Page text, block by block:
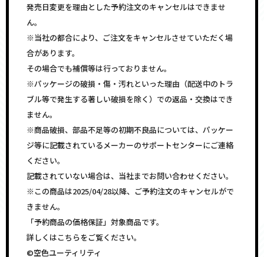
発売日変更を理由とした予約注文のキャンセルはできませ
ん。
※当社の都合により、ご注文をキャンセルさせていただく場
合があります。
その場合でも補償等は行っておりません。
※パッケージの破損・傷・汚れといった理由（配送中のトラ
ブル等で発生する著しい破損を除く）での返品・交換はでき
ません。
※商品破損、部品不足等の初期不良品については、パッケー
ジ等に記載されているメーカーのサポートセンターにご連絡
ください。
記載されていない場合は、当社までお問い合わせください。
※この商品は2025/04/28以降、ご予約注文のキャンセルがで
きません。
「予約商品の価格保証」対象商品です。
詳しくはこちらをご覧ください。
©空色ユーティリティ